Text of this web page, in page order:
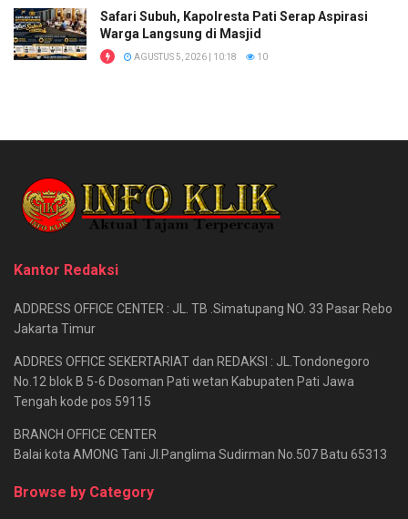
Safari Subuh, Kapolresta Pati Serap Aspirasi
Warga Langsung di Masjid
AGUSTUS 5, 2026 | 10:18 10
Kantor Redaksi
ADDRESS OFFICE CENTER : JL. TB .Simatupang NO. 33 Pasar Rebo
Jakarta Timur
ADDRES OFFICE SEKERTARIAT dan REDAKSI : JL.Tondonegoro
No.12 blok B 5-6 Dosoman Pati wetan Kabupaten Pati Jawa
Tengah kode pos 59115
BRANCH OFFICE CENTER
Balai kota AMONG Tani Jl.Panglima Sudirman No.507 Batu 65313
Browse by Category